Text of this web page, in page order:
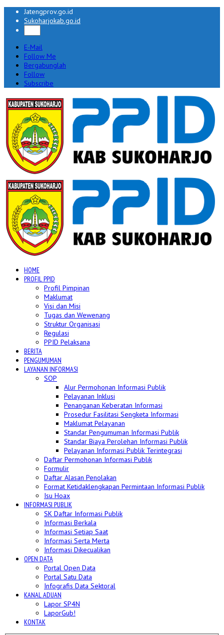
Jatengprov.go.id
Sukoharjokab.go.id
E-Mail
Follow Me
Bergabunglah
Follow
Subscribe
HOME
PROFIL PPID
Profil Pimpinan
Maklumat
Visi dan Misi
Tugas dan Wewenang
Struktur Organisasi
Regulasi
PPID Pelaksana
BERITA
PENGUMUMAN
LAYANAN INFORMASI
SOP
Alur Permohonan Informasi Publik
Pelayanan Inklusi
Penanganan Keberatan Informasi
Prosedur Fasilitasi Sengketa Informasi
Maklumat Pelayanan
Standar Pengumuman Informasi Publik
Standar Biaya Perolehan Informasi Publik
Pelayanan Informasi Publik Terintegrasi
Daftar Permohonan Informasi Publik
Formulir
Daftar Alasan Penolakan
Format Ketidaklengkapan Permintaan Informasi Publik
Isu Hoax
INFORMASI PUBLIK
SK Daftar Informasi Publik
Informasi Berkala
Informasi Setiap Saat
Informasi Serta Merta
Informasi Dikecualikan
OPEN DATA
Portal Open Data
Portal Satu Data
Infografis Data Sektoral
KANAL ADUAN
Lapor SP4N
LaporGub!
KONTAK